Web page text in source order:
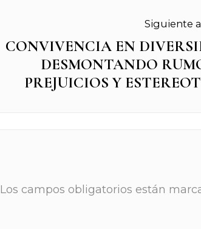
Siguiente
Next
CONVIVENCIA EN
DESMONTANDO
PREJUICIOS Y
Los campos obligatorios están